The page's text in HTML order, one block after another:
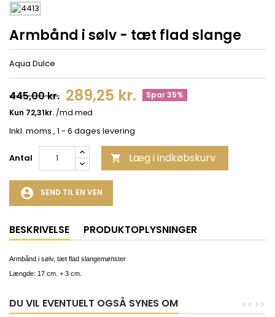
Armbånd i sølv - tæt flad slange
Aqua Dulce
445,00 kr. 289,25 kr. Spar 35%
Inkl. moms , 1 - 6 dages levering
Antal  Læg i indkøbskurv
account_circle SEND TIL EN VEN
BESKRIVELSE PRODUKTOPLYSNINGER
Armbånd i sølv, tæt flad slangemønster
Længde: 17 cm. + 3 cm.
DU VIL EVENTUELT OGSÅ SYNES OM >>
<<